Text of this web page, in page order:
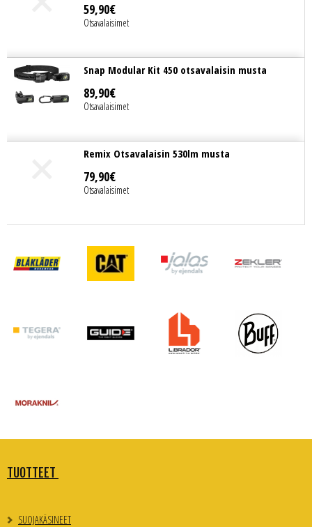
59,90€
Otsavalaisimet
Snap Modular Kit 450 otsavalaisin musta
89,90€
Otsavalaisimet
Remix Otsavalaisin 530lm musta
79,90€
Otsavalaisimet
TUOTTEET
SUOJAKÄSINEET